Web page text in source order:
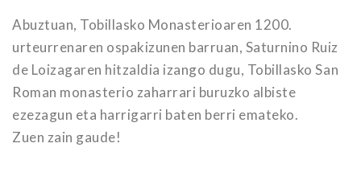
Abuztuan, Tobillasko Monasterioaren 1200.
urteurrenaren ospakizunen barruan, Saturnino Ruiz
de Loizagaren hitzaldia izango dugu, Tobillasko San
Roman monasterio zaharrari buruzko albiste
ezezagun eta harrigarri baten berri emateko.
Zuen zain gaude!